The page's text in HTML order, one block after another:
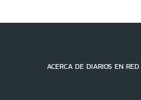
ACERCA DE DIARIOS EN RED